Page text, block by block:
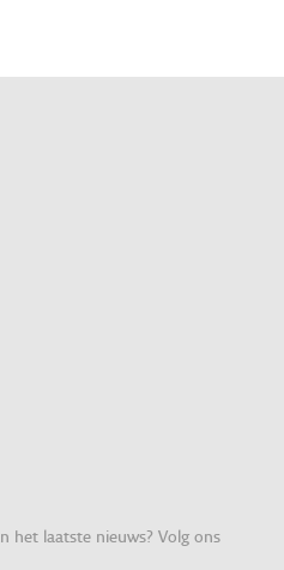
het laatste nieuws? Volg ons